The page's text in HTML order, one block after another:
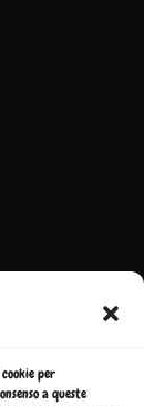
per
a queste